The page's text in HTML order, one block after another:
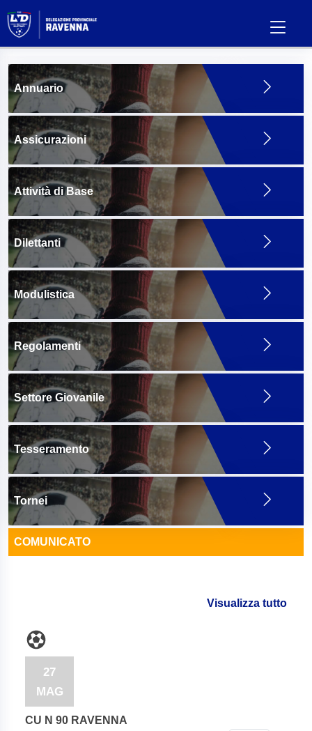
Annuario
Assicurazioni
Attività di Base
Dilettanti
Modulistica
Regolamenti
Settore Giovanile
Tesseramento
Tornei
COMUNICATO
Visualizza tutto
27
MAG
CU N 90 RAVENNA